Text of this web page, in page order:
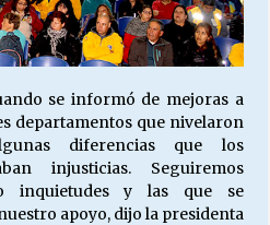
se informó de mejoras a
departamentos que nivelaron
diferencias que los
injusticias. Seguiremos
inquietudes y las que se
apoyo, dijo la presidenta